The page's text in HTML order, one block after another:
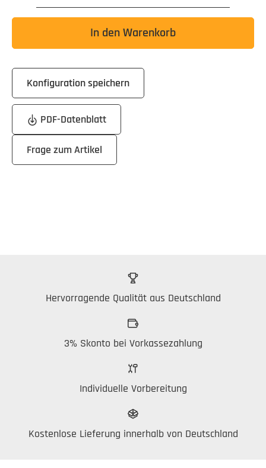
In den Warenkorb
Konfiguration speichern
PDF-Datenblatt
Frage zum Artikel
Hervorragende Qualität aus Deutschland
3% Skonto bei Vorkassezahlung
Individuelle Vorbereitung
Kostenlose Lieferung innerhalb von Deutschland